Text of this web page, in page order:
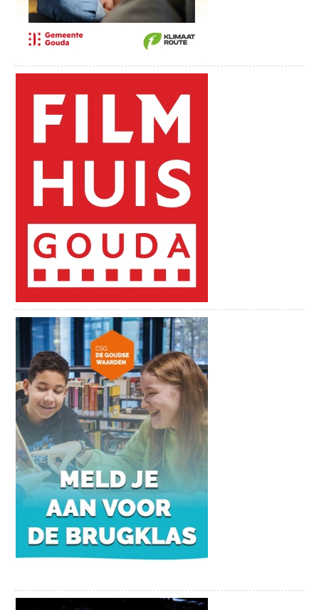
spannende kinderspeurtocht klaarliggen (€
1,50). Gouda kan ook spelenderwijs worden
ontdekt met Inspecteur Delictus en de
museumbende, een spannende Citygame
ROMEINSE LIMES: WOERDEN KUNSTROUTE
Een mooie wandeling langs alle Romeinse kunstwerken die in
2014 in het kader van het Limissieproject zijn geplaatst. Je
locatie kun je met de route-app van IZI.travel meer over het
locaties is ook een klein filmpje te zien.
Je kunt de route ook downloaden als app in je smartphone.
Download de IZI.travel gids, kies vervolgens voor tours en kies
‘’Romeinse Limes: Kunstroute Woerden’’
Geniet van de mooie wandeling en ontdek de Romeinse
Meer informatie over deze en andere bijzondere routes is te
vinden op de website: http://www.beleefwoerden.com/zien-en-
woerden.
Nieuw! Restaurant de Bistronoom
ongedwongen sfeer bij Bistronoom Restaurant & Bar. Laat je
verrassen door de vernieuwende gerechten die bestaan uit
mooie, herkenbare en kraakverse producten. Bistronoom
gebruikt eerlijke producten uit de regio en zelfs uit eigen
moestuin. Er hangt een ontspannen sfeer, geen jasje-dasje of
linnen op tafel, maar een relaxte bistro-setting. Bij Bistronoom
ontmoet en herontdek je elkaar door samen te genieten en te
beleven in de kas, de woonkamer met bar of op het zonnige
terras. Bistronoom Woerden staat klaar om je te ontvangen en je
een onvergetelijke avond te bezorgen op de Kruittorenweg 13 in
Woerden.
eerste en derde donderdag SOAP Open Akoestisch Podium
Elke eerste en derde donderdag van de maand is het tijd voor
SOAP! In ’t Bierhuys wordt een open podiumavond
georganiseerd. Het open podium is vrij toegankelijk voor
iedereen! Ben je zanger(es), bespeel je een instrument of houd
je gewoon van geïmproviseerde muziek? Dan ben je in ‘t
Bierhuys aan het juiste adres! Op deze avond komen
?BatensteinBuiten
BatensteinBuiten, de grootste spetter-, sport- en speelplaats in